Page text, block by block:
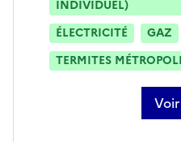
INDIVIDUEL)
ÉLECTRICITÉ
GAZ
TERMITES
sur